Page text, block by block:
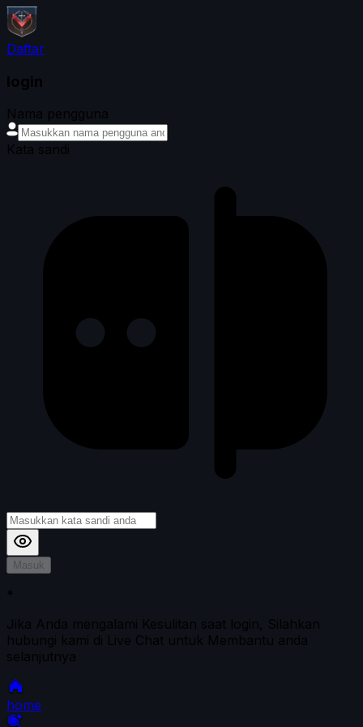
Daftar
login
Nama pengguna
Kata sandi
Masuk
*
Jika Anda mengalami Kesulitan saat login, Silahkan
hubungi kami di Live Chat untuk Membantu anda
selanjutnya
home